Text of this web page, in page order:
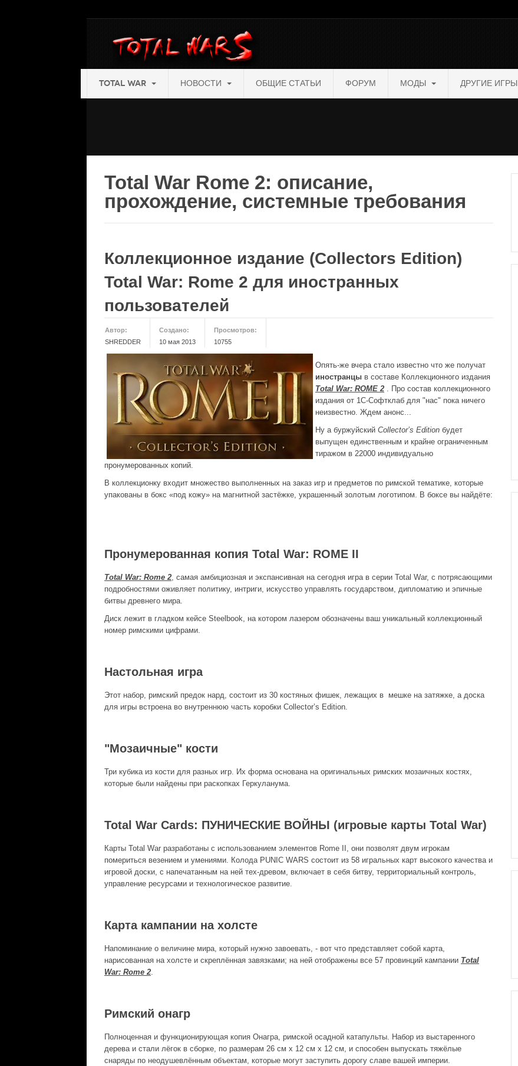
TOTAL WAR НОВОСТИ ОБЩИЕ СТАТЬИ ФОРУМ МОДЫ ДРУГИЕ ИГРЫ
Total War Rome 2: описание,
прохождение, системные требования
Коллекционное издание (Collectors Edition)
Total War: Rome 2 для иностранных
пользователей
Автор:
SHREDDER
Создано:
10 мая 2013
Просмотров:
10755
Опять-же вчера стало известно что же получат
иностранцы в составе Коллекционного издания
Total War: ROME 2 . Про состав коллекционного
издания от 1С-Софтклаб для "нас" пока ничего
неизвестно. Ждем анонс...
Ну а буржуйский Collector’s Edition будет
выпущен единственным и крайне ограниченным
тиражом в 22000 индивидуально
пронумерованных копий.
В коллекционку входит множество выполненных на заказ игр и предметов по римской тематике, которые
упакованы в бокс «под кожу» на магнитной застёжке, украшенный золотым логотипом. В боксе вы найдёте:
Пронумерованная копия Total War: ROME II
Total War: Rome 2, cамая амбициозная и экспансивная на сегодня игра в серии Total War, с потрясающими
подробностями оживляет политику, интриги, искусство управлять государством, дипломатию и эпичные
битвы древнего мира.
Диск лежит в гладком кейсе Steelbook, на котором лазером обозначены ваш уникальный коллекционный
номер римскими цифрами.
Настольная игра
Этот набор, римский предок нард, состоит из 30 костяных фишек, лежащих в мешке на затяжке, а доска
для игры встроена во внутреннюю часть коробки Collector’s Edition.
"Мозаичные" кости
Три кубика из кости для разных игр. Их форма основана на оригинальных римских мозаичных костях,
которые были найдены при раскопках Геркуланума.
Total War Cards: ПУНИЧЕСКИЕ ВОЙНЫ (игровые карты Total War)
Карты Total War разработаны с использованием элементов Rome II, они позволят двум игрокам
помериться везением и умениями. Колода PUNIC WARS состоит из 58 игральных карт высокого качества и
игровой доски, с напечатанным на ней тех-древом, включает в себя битву, территориальный контроль,
управление ресурсами и технологическое развитие.
Карта кампании на холсте
Напоминание о величине мира, который нужно завоевать, - вот что представляет собой карта,
нарисованная на холсте и скреплённая завязками; на ней отображены все 57 провинций кампании Total
War: Rome 2.
Римский онагр
Полноценная и функционирующая копия Онагра, римской осадной катапульты. Набор из выстаренного
дерева и стали лёгок в сборке, по размерам 26 см x 12 см x 12 см, и способен выпускать тяжёлые
снаряды по неодушевлённым объектам, которые могут заступить дорогу славе вашей империи.